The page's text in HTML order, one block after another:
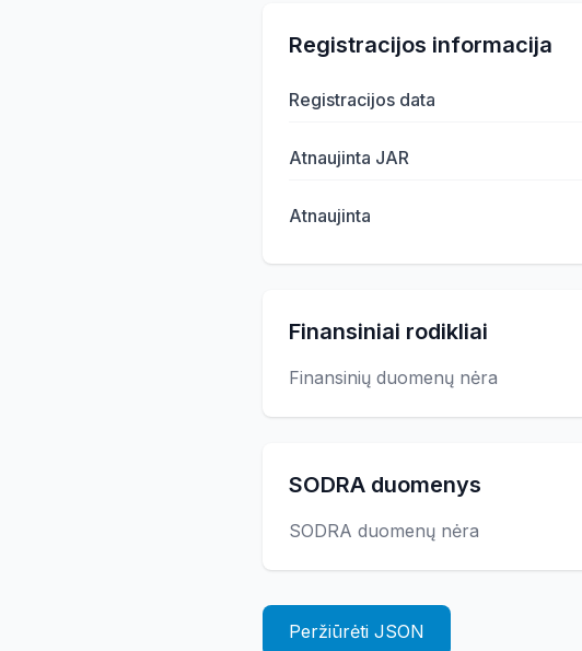
Registracijos informacija
Registracijos data
Atnaujinta JAR
Atnaujinta
Finansiniai rodikliai
Finansinių duomenų nėra
SODRA duomenys
SODRA duomenų nėra
Peržiūrėti JSON